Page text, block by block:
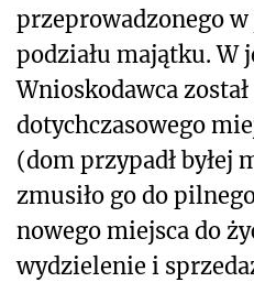
przeprowadzonego
podziału majątku. W
Wnioskodawca
dotychczasowego
(dom przypadł byłej
zmusiło go do
nowego miejsca do
wydzielenie i